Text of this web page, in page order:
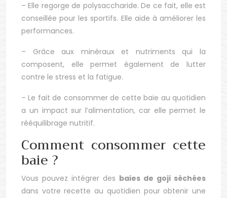
– Elle regorge de polysaccharide. De ce fait, elle est
conseillée pour les sportifs. Elle aide à améliorer les
performances.
– Grâce aux minéraux et nutriments qui la
composent, elle permet également de lutter
contre le stress et la fatigue.
– Le fait de consommer de cette baie au quotidien
a un impact sur l’alimentation, car elle permet le
rééquilibrage nutritif.
Comment consommer cette
baie ?
Vous pouvez intégrer des baies de goji séchées
dans votre recette au quotidien pour obtenir une